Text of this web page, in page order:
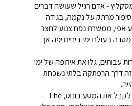
- אדם רגיל שעושה דברים
מרתק על נקמה, בגידה
אפי, ממשרת נפח צנוע לחצר
בעולם ימי ביניים יפה אך
עבותים, גלו את אירופה של ימי
דרך הרפתקה בלתי נשכחת
הזמינו מראש עכשיו כדי לקבל את המסע בונוס, The